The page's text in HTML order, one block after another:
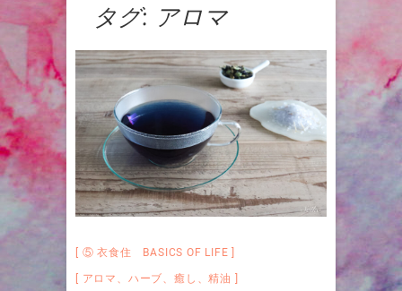
タグ: アロマ
⑤ 衣食住 BASICS OF LIFE
アロマ 、 ハーブ、癒し 、精油